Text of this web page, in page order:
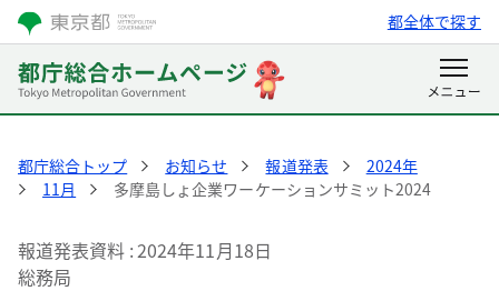
都全体で探す
都庁総合トップ お知らせ 報道発表
2024年
11月
多摩島しょ企業ワーケーションサミット2024
報道発表資料 2024年11月18日
総務局